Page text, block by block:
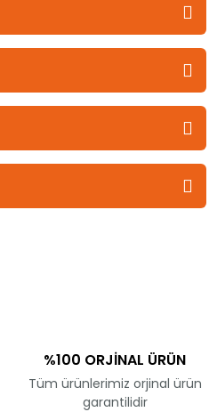
%100 ORJİNAL ÜRÜN
Tüm ürünlerimiz orjinal ürün
garantilidir